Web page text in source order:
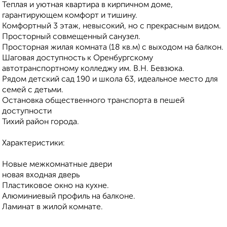
Теплая и уютная квартира в кирпичном доме,
гарантирующем комфорт и тишину.
Комфортный 3 этаж, невысокий, но с прекрасным видом.
Просторный совмещенный санузел.
Просторная жилая комната (18 кв.м) с выходом на балкон.
Шаговая доступность к Оренбургскому
автотранспортному колледжу им. В.Н. Бевзюка.
Рядом детский сад 190 и школа 63, идеальное место для
семей с детьми.
Остановка общественного транспорта в пешей
доступности
Тихий район города.
Характеристики:
Новые межкомнатные двери
новая входная дверь
Пластиковое окно на кухне.
Алюминиевый профиль на балконе.
Ламинат в жилой комнате.